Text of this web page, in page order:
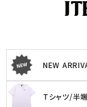
NEW
Tシャツ/半